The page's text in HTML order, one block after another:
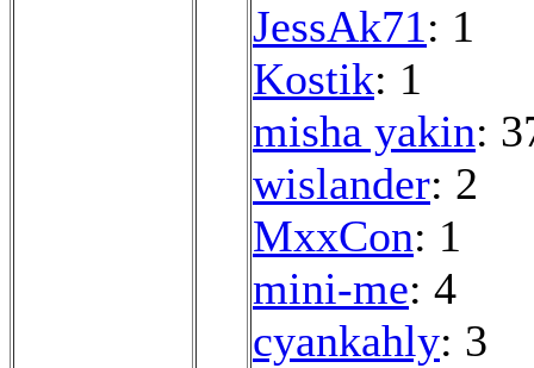
JessAk71: 1
Kostik: 1
misha yakin:
wislander: 2
MxxCon: 1
mini-me: 4
cyankahly: 3